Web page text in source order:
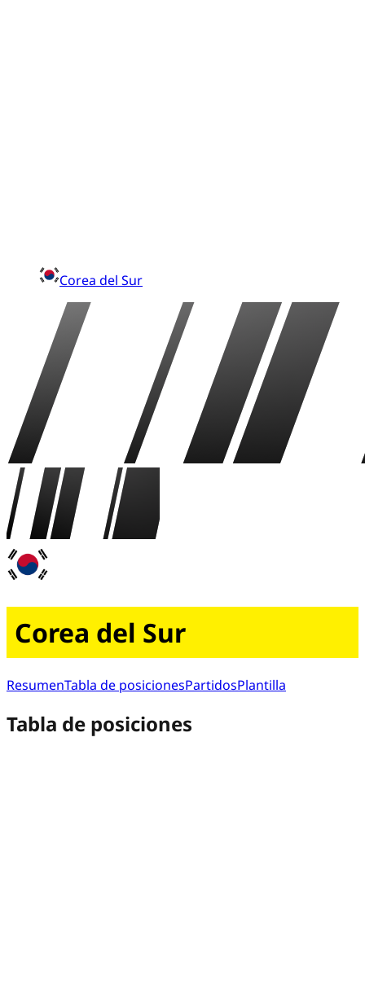
Corea del Sur
Corea del Sur
ResumenTabla de posicionesPartidosPlantilla
Tabla de posiciones